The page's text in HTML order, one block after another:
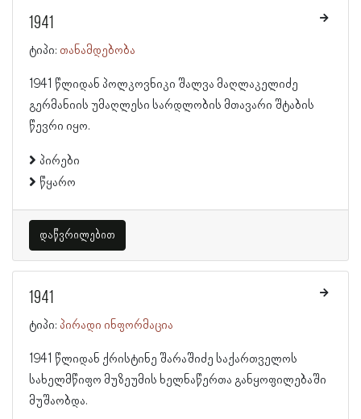
1941
ტიპი: თანამდებობა
1941 წლიდან პოლკოვნიკი შალვა მაღლაკელიძე
გერმანიის უმაღლესი სარდლობის მთავარი შტაბის
წევრი იყო.
პირები
წყარო
დაწვრილებით
1941
ტიპი: პირადი ინფორმაცია
1941 წლიდან ქრისტინე შარაშიძე საქართველოს
სახელმწიფო მუზეუმის ხელნაწერთა განყოფილებაში
მუშაობდა.